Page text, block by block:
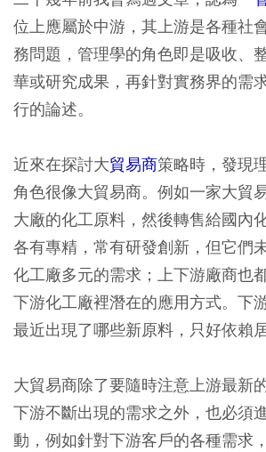
位上應屬於中游，其上游是各種社
務問題，管理學的角色即是吸收、
華或研究成果，再針對實務界的需
行的論述。
近來在探討大貿易商策略時，發現
角色很像大貿易商。例如一家大貿
大廠的化工原料，然後轉售給國內
各有專精，常有研發創新，但它們
化工廠多元的需求；上下游廠商也
下游化工廠裡潛在的應用方式。下
最近出現了哪些新原料，只好依賴
大貿易商除了要隨時注意上游最新
下游不斷出現的需求之外，也必須
動，例如針對下游客戶的各種需求